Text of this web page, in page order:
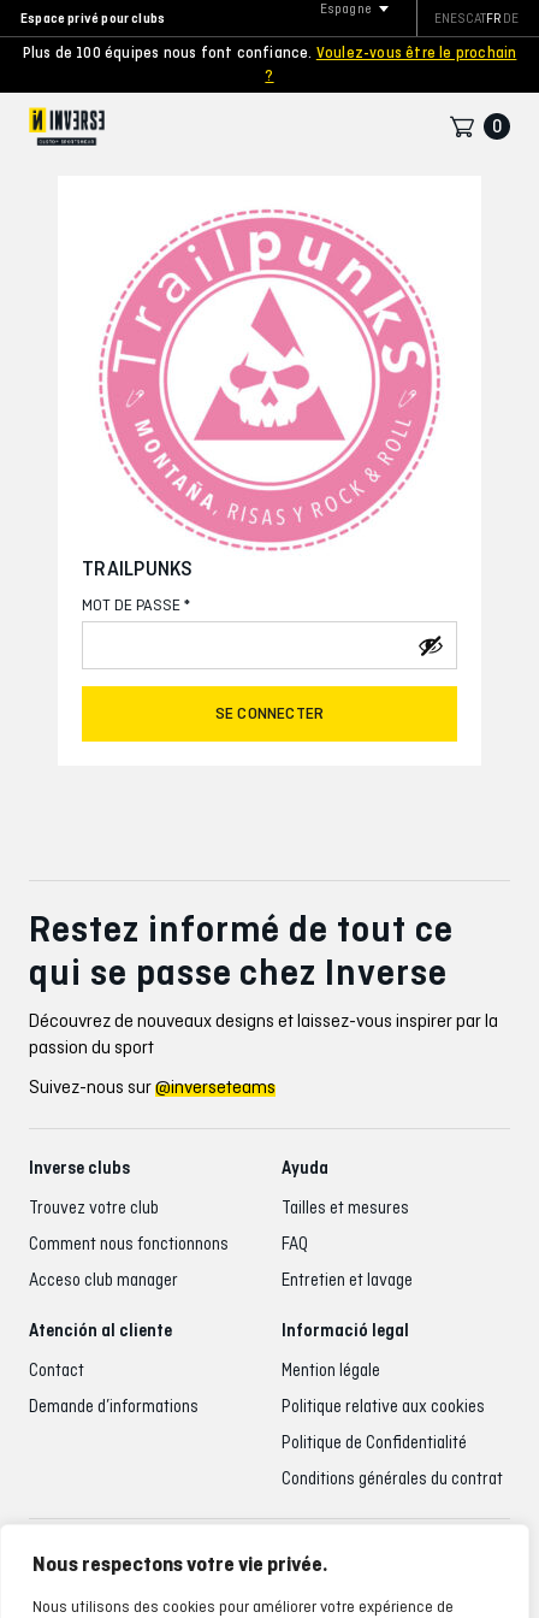
Nous respectons votre vie privée.
Nous utilisons des cookies pour améliorer votre expérience de
Espace privé pour clubs
Plus de 100 équipes nous font confiance. Voulez-vous être le prochain
?
Espagne
ENESCATFR DE
0
TRAILPUNKS
MOT DE PASSE *
SE CONNECTER
Restez informé de tout ce
qui se passe chez Inverse
Découvrez de nouveaux designs et laissez-vous inspirer par la
passion du sport
Suivez-nous sur@inverseteams
Inverse clubs
Trouvez votre club
Comment nous fonctionnons
Acceso club manager
Ayuda
Tailles et mesures
FAQ
Entretien et lavage
Atención al cliente
Contact
Demande d’informations
Informació legal
Mention légale
Politique relative aux cookies
Politique de Confidentialité
Conditions générales du contrat
Accueil du client